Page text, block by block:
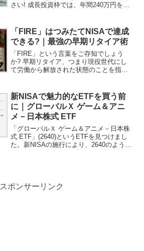
さい! 成長投資枠では、年間240万円を一
良質な【ETF】がおすすめです。
「FIRE」はつみたてNISAで達成
できる?｜最強の早期リタイア術
「FIRE」という言葉をご存知でしょう
か? 早期リタイア、つまり現役世代にし
て労働から解放された状態のことを指し
誰もが可能な「つみたてNISA」ができま
した。とは言えそれだけでは、FIREでき
ないようです。
新NISAで魅力的なETFを買う前
に｜グローバルＸ ゲーム＆アニ
メ－日本株式 ETF
「グローバルＸ ゲーム＆アニメ－日本株
式 ETF」(2640)というETFを見つけまし
た。新NISAの施行により、2640のような
スポンサーリンク